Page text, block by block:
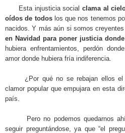
Esta injusticia social clama al
oídos de todoslos que nos tenemos
nacidos. Y más aún si somos
en Navidad para poner justicia
hubiera enfrentamientos, perdón
amor donde hubiera fría indiferencia.
¿Por qué no se rebajan ellos el
clamor popular que empujara en esta
país.
Pero no podemos quedarnos
seguir preguntándose, ya que “el